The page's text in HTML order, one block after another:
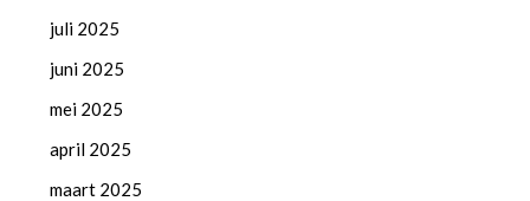
juli 2025
juni 2025
mei 2025
april 2025
maart 2025